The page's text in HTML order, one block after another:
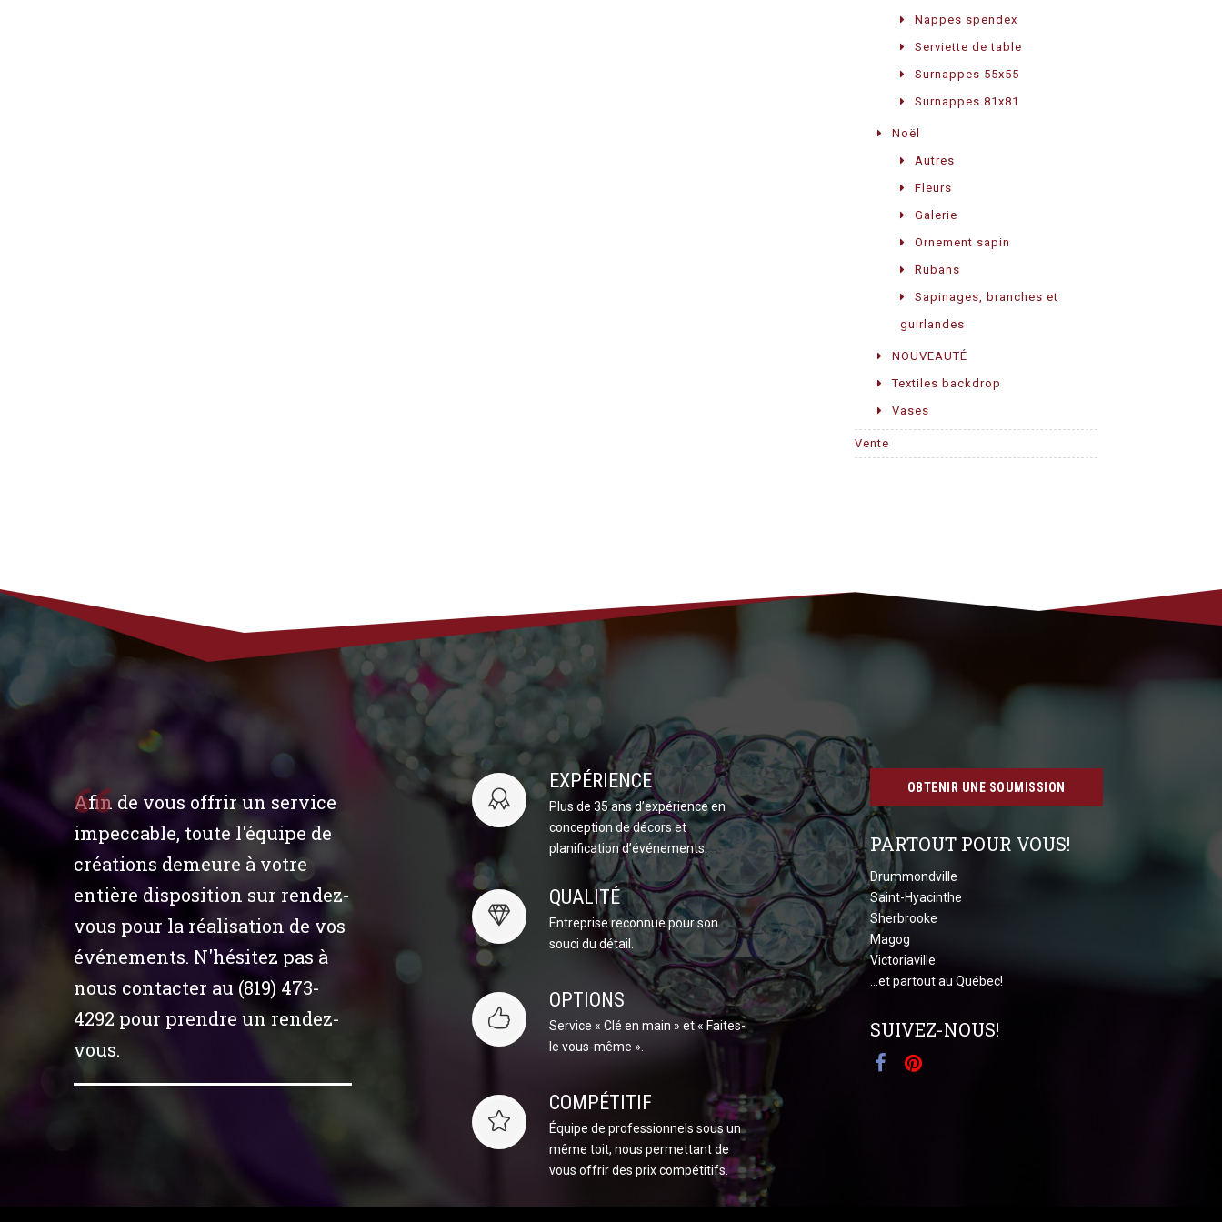
Nappes spendex
Serviette de table
Surnappes 55x55
Surnappes 81x81
Noël
Autres
Fleurs
Galerie
Ornement sapin
Rubans
Sapinages, branches et
guirlandes
NOUVEAUTÉ
Textiles backdrop
Vases
Vente
Afin de vous offrir un service
impeccable, toute l'équipe de
créations demeure à votre
entière disposition sur rendez-
vous pour la réalisation de vos
événements. N'hésitez pas à
nous contacter au (819) 473-
4292 pour prendre un rendez-
vous.
EXPÉRIENCE
Plus de 35 ans d’expérience en
conception de décors et
planification d’événements.
QUALITÉ
Entreprise reconnue pour son
souci du détail.
OPTIONS
Service « Clé en main » et « Faites-
le vous-même ».
COMPÉTITIF
Équipe de professionnels sous un
même toit, nous permettant de
vous offrir des prix compétitifs.
OBTENIR UNE SOUMISSION
PARTOUT POUR VOUS!
Drummondville
Saint-Hyacinthe
Sherbrooke
Magog
Victoriaville
...et partout au Québec!
SUIVEZ-NOUS!